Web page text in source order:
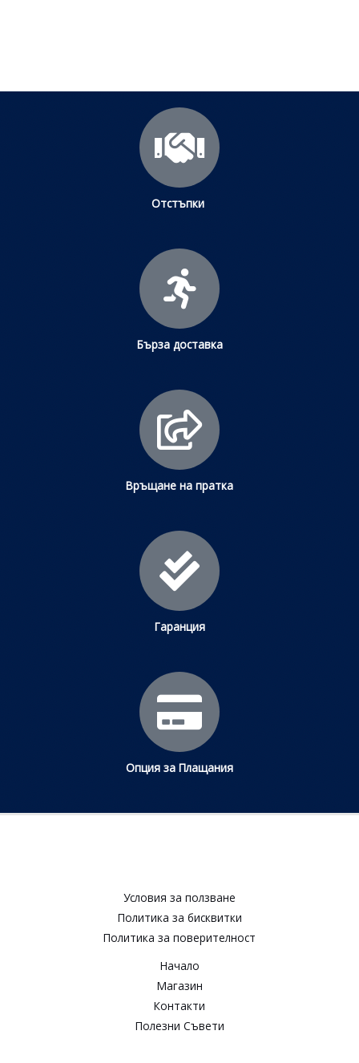
Отстъпки
Бърза доставка
Връщане на пратка
Гаранция
Опция за Плащания
Условия за ползване​
Политика за бисквитки​
Политика за поверителност​
Начало
Магазин
Контакти
Полезни Съвети